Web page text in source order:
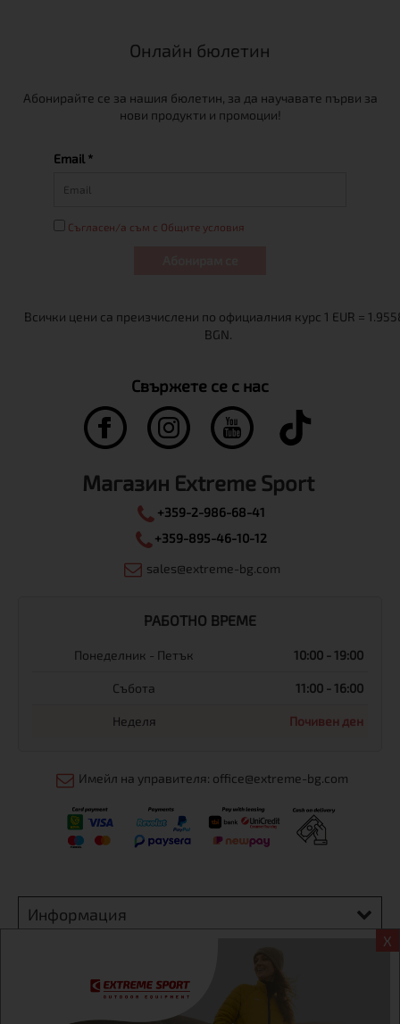
X
Онлайн бюлетин
Абонирайте се за нашия бюлетин, за да научавате първи за
нови продукти и промоции!
Email *
Съгласен/а съм с Общите условия
Свържете се с нас
Магазин Extreme Sport
+359-2-986-68-41
+359-895-46-10-12
sales@extreme-bg.com
РАБОТНО ВРЕМЕ
Понеделник - Петък 10:00 - 19:00
Събота 11:00 - 16:00
Неделя Почивен ден
Имейл на управителя: office@extreme-bg.com
Информация
гр. София, Овча купел, ул.692, №12, офис 1, магазини
гр.София,бул. Дондуков 42, тел.:+359 895461012